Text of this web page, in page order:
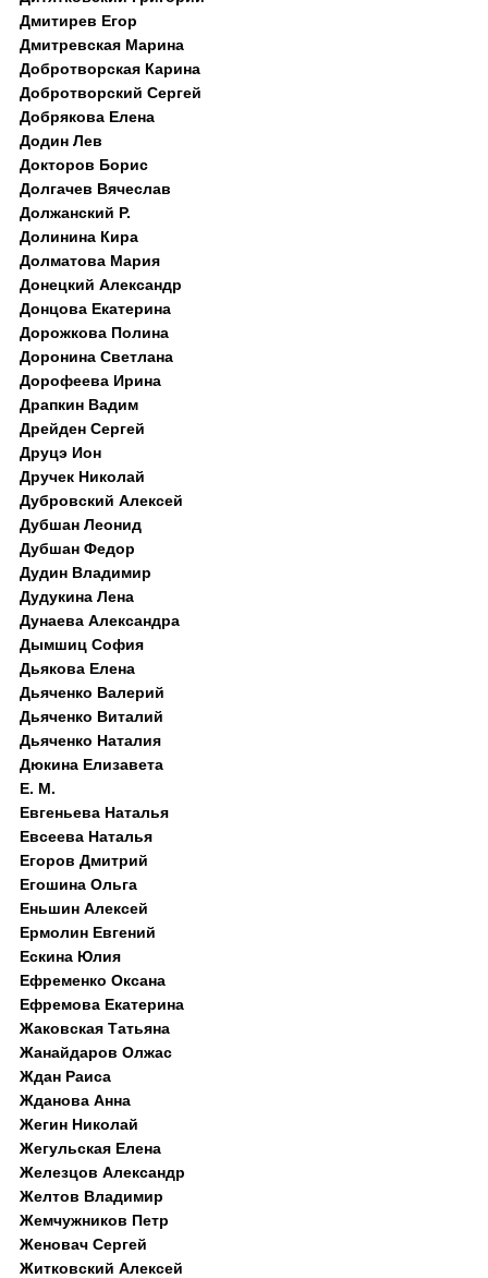
Дмитирев Егор
Дмитревская Марина
Добротворская Карина
Добротворский Сергей
Добрякова Елена
Додин Лев
Докторов Борис
Долгачев Вячеслав
Должанский Р.
Долинина Кира
Долматова Мария
Донецкий Александр
Донцова Екатерина
Дорожкова Полина
Доронина Светлана
Дорофеева Ирина
Драпкин Вадим
Дрейден Сергей
Друцэ Ион
Дручек Николай
Дубровский Алексей
Дубшан Леонид
Дубшан Федор
Дудин Владимир
Дудукина Лена
Дунаева Александра
Дымшиц София
Дьякова Елена
Дьяченко Валерий
Дьяченко Виталий
Дьяченко Наталия
Дюкина Елизавета
Е. М.
Евгеньева Наталья
Евсеева Наталья
Егоров Дмитрий
Егошина Ольга
Еньшин Алексей
Ермолин Евгений
Ескина Юлия
Ефременко Оксана
Ефремова Екатерина
Жаковская Татьяна
Жанайдаров Олжас
Ждан Раиса
Жданова Анна
Жегин Николай
Жегульская Елена
Железцов Александр
Желтов Владимир
Жемчужников Петр
Женовач Сергей
Житковский Алексей